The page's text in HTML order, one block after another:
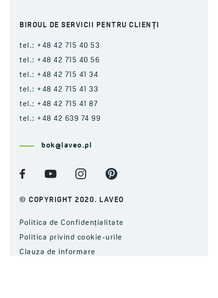
BIROUL DE SERVICII PENTRU CLIENȚI
tel.: +48 42 715 40 53
tel.: +48 42 715 40 56
tel.: +48 42 715 41 34
tel.: +48 42 715 41 33
tel.: +48 42 715 41 87
tel.: +48 42 639 74 99
bok@laveo.pl
© COPYRIGHT 2020. LAVEO
Politica de Confidențialitate
Politica privind cookie-urile
Clauza de informare